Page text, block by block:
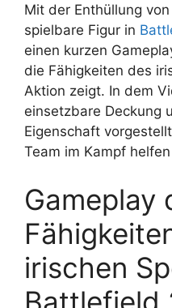
Mit der Enthüllung von
spielbare Figur in
einen kurzen
die Fähigkeiten des
Aktion zeigt. In dem
einsetzbare Deckung
Eigenschaft
Team im Kampf
Gameplay
irischen